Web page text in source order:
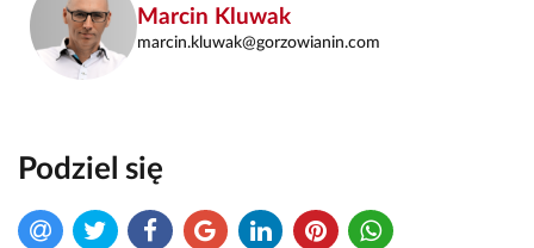
Marcin Kluwak
marcin.kluwak@gorzowianin.com
Podziel się